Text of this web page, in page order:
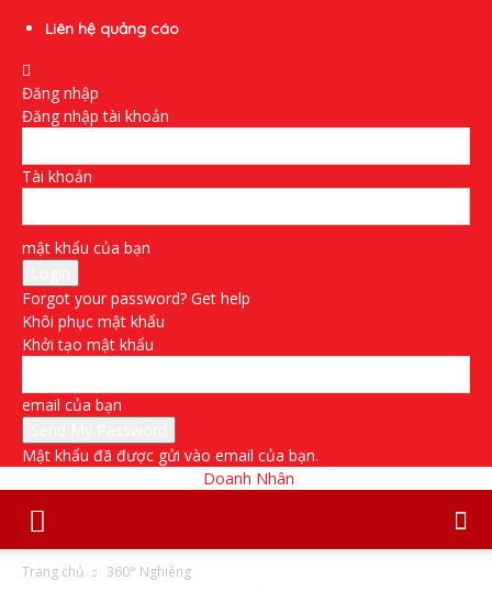
Liên hệ quảng cáo
Đăng nhập
Đăng nhập tài khoản
Tài khoản
mật khẩu của bạn
Forgot your password? Get help
Khôi phục mật khẩu
Khởi tạo mật khẩu
email của bạn
Mật khẩu đã được gửi vào email của bạn.
Doanh Nhân
Trang chủ 360° Nghiêng